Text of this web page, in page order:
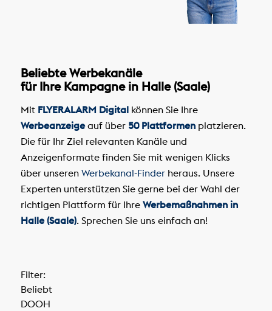
Beliebte Werbekanäle
für Ihre Kampagne in Halle (Saale)
Mit FLYERALARM Digitalkönnen Sie Ihre
Werbeanzeigeauf über 50 Plattformenplatzieren.
Die für Ihr Ziel relevanten Kanäle und
Anzeigenformate finden Sie mit wenigen Klicks
über unseren Werbekanal-Finderheraus. Unsere
Experten unterstützen Sie gerne bei der Wahl der
richtigen Plattform für Ihre Werbemaßnahmen in
Halle (Saale). Sprechen Sie uns einfach an!
Filter:
Beliebt
DOOH